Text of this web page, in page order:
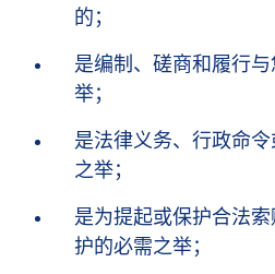
的；
是编制、磋商和履行
举；
是法律义务、行政命
之举；
是为提起或保护合法
护的必需之举；